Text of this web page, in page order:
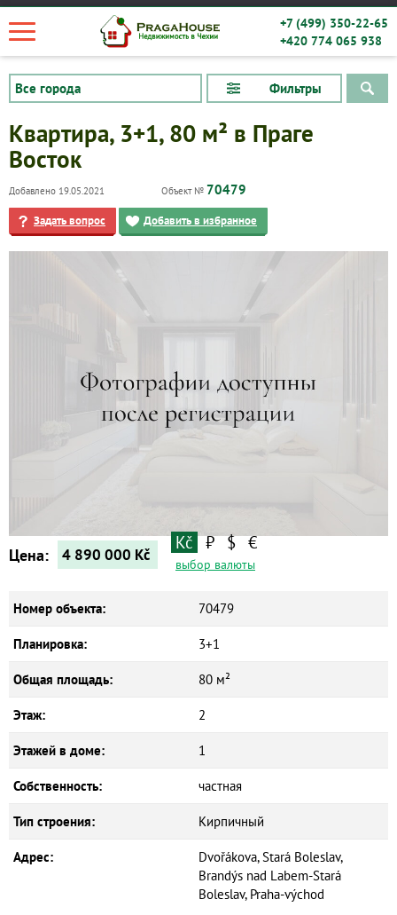
+7 (499) 350-22-65
+420 774 065 938
Фильтры
Квартиры
Квартира, 3+1, 80 м² в Праге
Восток
Добавлено 19.05.2021 Объект № 70479
Задать вопрос Добавить в избранное
Цена: 4 890 000 Kč
Kč ₽ $ €
выбор валюты
Номер объекта: 70479
Планировка: 3+1
Общая площадь: 80 м²
Этаж: 2
Этажей в доме: 1
Собственность: частная
Тип строения: Кирпичный
Адрес:
Dvořákova, Stará Boleslav,
Brandýs nad Labem-Stará
Boleslav, Praha-východ